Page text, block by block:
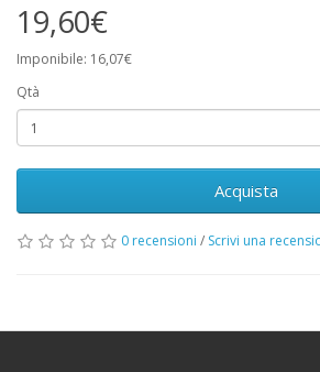
19,60€
Imponibile: 16,07€
Qtà
Acquista
0 recensioni / Scrivi una